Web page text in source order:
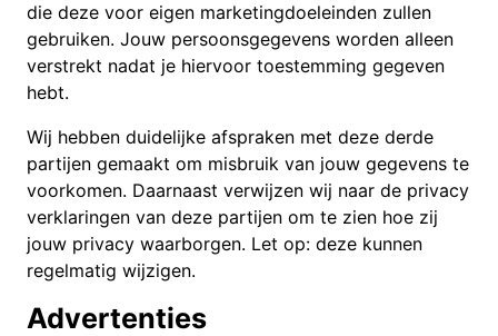
die deze voor eigen marketingdoeleinden zullen
gebruiken. Jouw persoonsgegevens worden alleen
verstrekt nadat je hiervoor toestemming gegeven
hebt.
Wij hebben duidelijke afspraken met deze derde
partijen gemaakt om misbruik van jouw gegevens te
voorkomen. Daarnaast verwijzen wij naar de privacy
verklaringen van deze partijen om te zien hoe zij
jouw privacy waarborgen. Let op: deze kunnen
regelmatig wijzigen.
Advertenties